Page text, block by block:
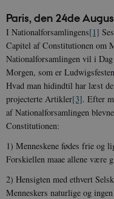
Paris, den 24de
I Nationalforsamlingens[1]
Capitel af Constitutionen om
Nationalforsamlingen vil i
Morgen, som er Ludwigsfesten
Hvad man hidindtil har læst
projecterte Artikler[3]. Efter
af Nationalforsamlingen
Constitutionen:
1) Menneskene fødes frie og
Forskiellen maae allene være
2) Hensigten med ethvert
Menneskers naturlige og